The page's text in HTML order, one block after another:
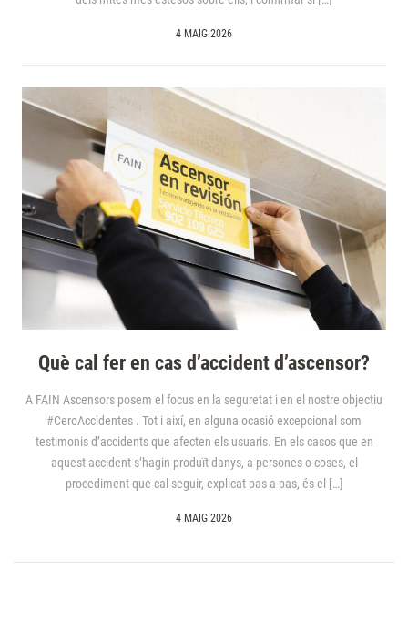
4 MAIG 2026
Què cal fer en cas d’accident d’ascensor?
A FAIN Ascensors posem el focus en la seguretat i en el nostre objectiu
#CeroAccidentes . Tot i així, en alguna ocasió excepcional som
testimonis d’accidents que afecten els usuaris. En els casos que en
aquest accident s’hagin produït danys, a persones o coses, el
procediment que cal seguir, explicat pas a pas, és el […]
4 MAIG 2026